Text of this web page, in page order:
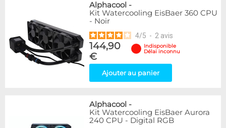
Alphacool -
Kit Watercooling EisBaer 360 CPU
- Noir
4/5 - 2 avis
144,90
€
Indisponible
Délai inconnu
Ajouter au panier
Alphacool -
Kit Watercooling EisBaer Aurora
240 CPU - Digital RGB